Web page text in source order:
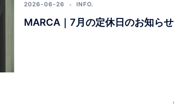
2026-06-26 INFO.
MARCA｜7月の定休日のお知らせ